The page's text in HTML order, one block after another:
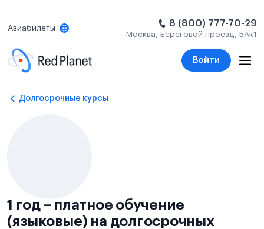
Авиабилеты 8 (800) 777-70-29
Москва, Береговой проезд, 5Ак1
Войти
Долгосрочные курсы
1 год – платное обучение
(языковые) на долгосрочных